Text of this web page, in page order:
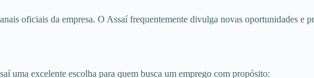
oficiais da empresa. O Assaí frequentemente divulga novas oportunidades e
uma excelente escolha para quem busca um emprego com propósito: